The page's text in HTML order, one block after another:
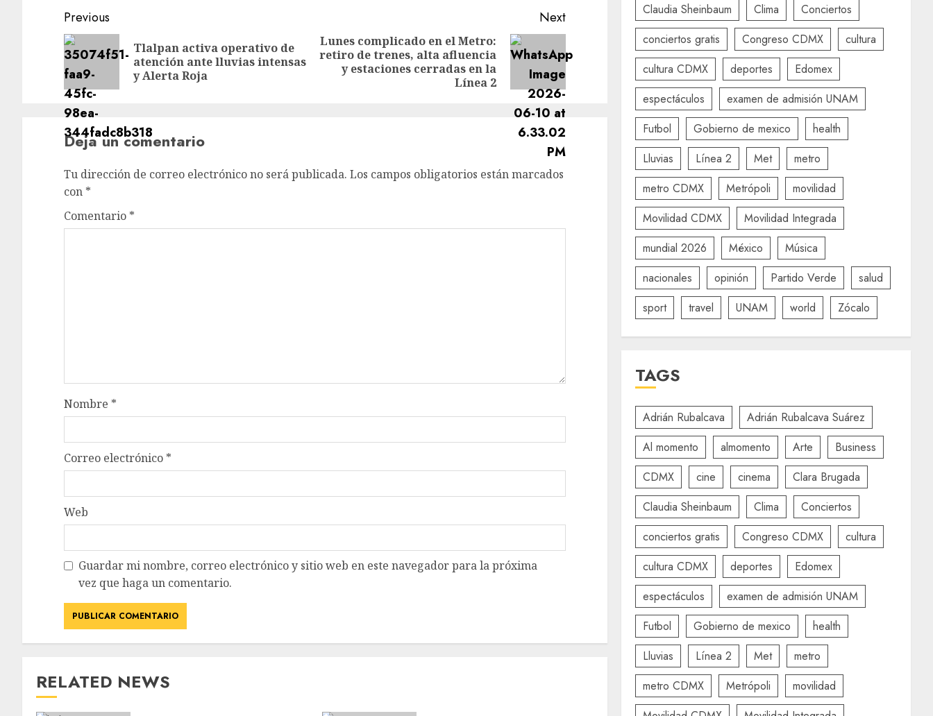
Post
navigation
Previous
Previous
post:
Tlalpan activa operativo de
atención ante lluvias intensas
y Alerta Roja
Next
Next
post:
Lunes complicado en el Metro:
retiro de trenes, alta afluencia
y estaciones cerradas en la
Línea 2
Deja un comentario
Tu dirección de correo electrónico no será publicada. Los campos obligatorios están marcados
con *
Comentario *
Nombre *
Correo electrónico *
Web
Guardar mi nombre, correo electrónico y sitio web en este navegador para la próxima
vez que haga un comentario.
RELATED NEWS
Claudia Sheinbaum
Clima
Conciertos
conciertos gratis
Congreso CDMX
cultura
cultura CDMX
deportes
Edomex
espectáculos
examen de admisión UNAM
Futbol
Gobierno de mexico
health
Lluvias
Línea 2 Met
metro
metro CDMX
Metrópoli
movilidad
Movilidad CDMX
Movilidad Integrada
mundial 2026
México
Música
nacionales
opinión Partido Verde
salud
sport
travel UNAM world Zócalo
TAGS
Adrián Rubalcava
Adrián Rubalcava Suárez
Al momento
almomento Arte
Business
CDMX
cine cinema
Clara Brugada
Claudia Sheinbaum
Clima
Conciertos
conciertos gratis
Congreso CDMX
cultura
cultura CDMX
deportes
Edomex
espectáculos
examen de admisión UNAM
Futbol
Gobierno de mexico
health
Lluvias
Línea 2 Met
metro
metro CDMX
Metrópoli
movilidad